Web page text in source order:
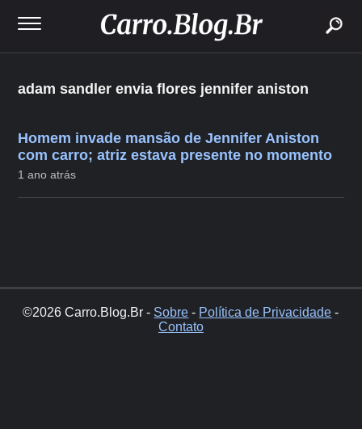
adam sandler envia flores jennifer aniston
Homem invade mansão de Jennifer Aniston
com carro; atriz estava presente no momento
1 ano atrás
©2026 Carro.Blog.Br - Sobre - Política de Privacidade -
Contato